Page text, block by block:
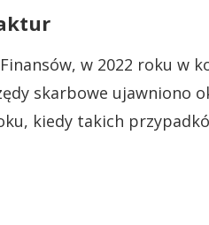
w 2022 roku w
skarbowe ujawniono
kiedy takich